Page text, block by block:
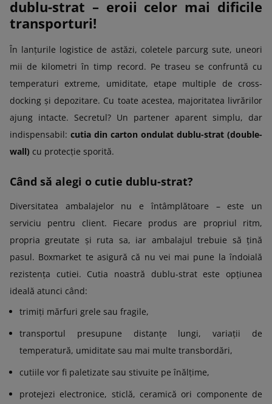
dublu-strat – eroii celor mai dificile
transporturi!
În lanțurile logistice de astăzi, coletele parcurg sute, uneori
mii de kilometri în timp record. Pe traseu se confruntă cu
temperaturi extreme, umiditate, etape multiple de cross-
docking și depozitare. Cu toate acestea, majoritatea livrărilor
ajung intacte. Secretul? Un partener aparent simplu, dar
indispensabil: cutia din carton ondulat dublu-strat (double-
wall) cu protecție sporită.
Când să alegi o cutie dublu-strat?
Diversitatea ambalajelor nu e întâmplătoare – este un
serviciu pentru client. Fiecare produs are propriul ritm,
propria greutate și ruta sa, iar ambalajul trebuie să țină
pasul. Boxmarket te asigură că nu vei mai pune la îndoială
rezistența cutiei. Cutia noastră dublu-strat este opțiunea
ideală atunci când:
trimiți mărfuri grele sau fragile,
transportul presupune distanțe lungi, variații de
temperatură, umiditate sau mai multe transbordări,
cutiile vor fi paletizate sau stivuite pe înălțime,
protejezi electronice, sticlă, ceramică ori componente de